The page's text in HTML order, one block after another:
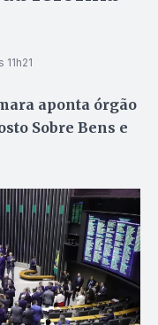
aponta órgão
Sobre Bens e